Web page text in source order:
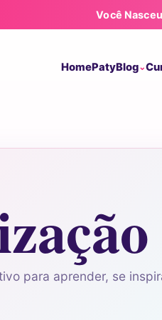
Você
HomePatyBlog
para aprender, se